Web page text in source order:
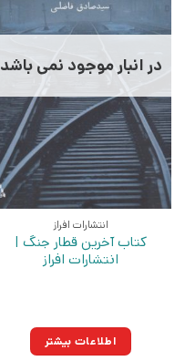
در انبار موجود نمی باشد
انتشارات افراز
کتاب آخرین قطار جنگ |
انتشارات افراز
اطلاعات بیشتر